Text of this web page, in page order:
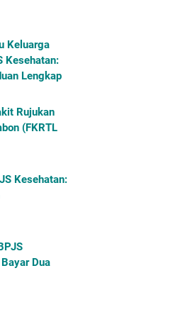
Keluarga
Kesehatan:
Lengkap
Rujukan
(FKRTL
Kesehatan:
Dua